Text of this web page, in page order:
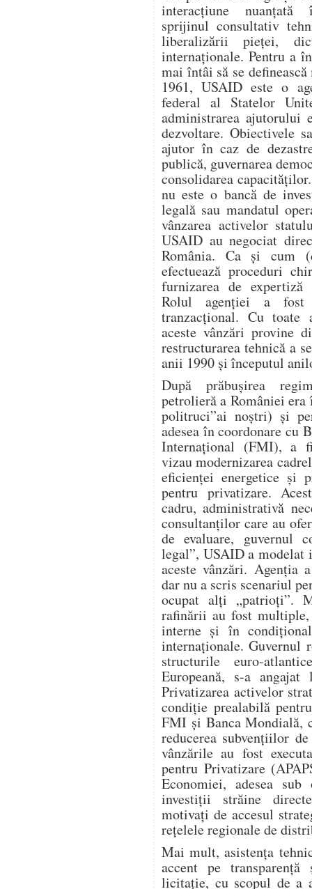
interacțiune
sprijinul consultativ
liberalizării pieței,
internaționale. Pentru a
mai întâi să se
1961, USAID este o
federal al Statelor
administrarea ajutorului
dezvoltare. Obiectivele
ajutor în caz de
publică, guvernarea
consolidarea
nu este o bancă de
legală sau mandatul
vânzarea activelor
USAID au negociat
România. Ca și cum
efectuează proceduri
furnizarea de expertiză
Rolul agenției a fost
tranzacțional. Cu toate
aceste vânzări provine
restructurarea tehnică a
anii 1990 și începutul
După prăbușirea
petrolieră a României era
politruci”ai noștri) și
adesea în coordonare cu
Internațional (FMI), a
vizau modernizarea
eficienței energetice și
pentru privatizare.
cadru, administrativă
consultanților care au
de evaluare, guvernul
legal”, USAID a
aceste vânzări. Agenția
dar nu a scris scenariul
ocupat alți „patrioți”.
rafinării au fost
interne și în
internaționale. Guvernul
structurile euro-
Europeană, s-a
Privatizarea activelor
condiție prealabilă
FMI și Banca Mondială,
reducerea subvențiilor
vânzările au fost
pentru Privatizare
Economiei, adesea
investiții străine
motivați de accesul
rețelele regionale de
Mai mult, asistența
accent pe
licitație, cu scopul de a